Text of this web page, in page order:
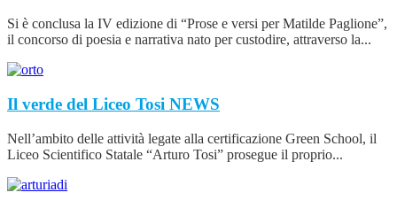
Si è conclusa la IV edizione di “Prose e versi per Matilde Paglione”,
il concorso di poesia e narrativa nato per custodire, attraverso la...
Il verde del Liceo Tosi NEWS
Nell’ambito delle attività legate alla certificazione Green School, il
Liceo Scientifico Statale “Arturo Tosi” prosegue il proprio...